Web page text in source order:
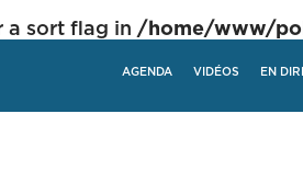
a sort flag in /home/www/
AGENDA VIDÉOS EN